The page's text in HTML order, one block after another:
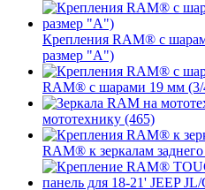
Крепления RAM® с
размер "A")
RAM® с шарами 19 мм
мототехнику (465)
RAM® к зеркалам